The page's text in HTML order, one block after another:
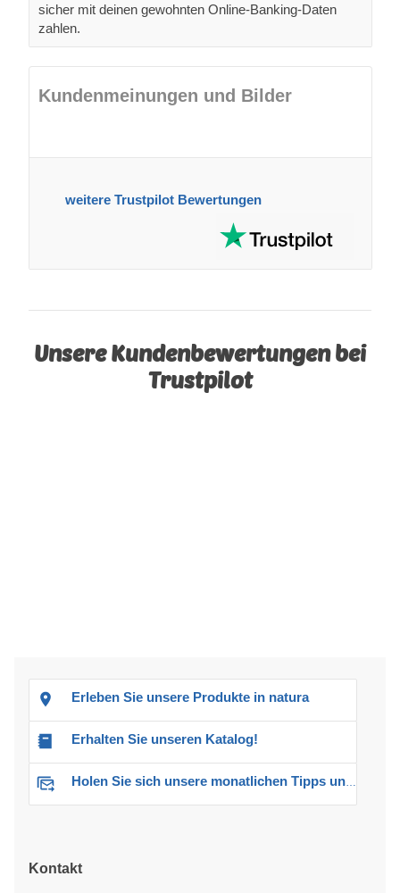
sicher mit deinen gewohnten Online-Banking-Daten
zahlen.
Kundenmeinungen und Bilder
weitere Trustpilot Bewertungen
Unsere Kundenbewertungen bei
Trustpilot
Erleben Sie unsere Produkte in natura
Erhalten Sie unseren Katalog!
Holen Sie sich unsere monatlichen Tipps und Angebote
Kontakt